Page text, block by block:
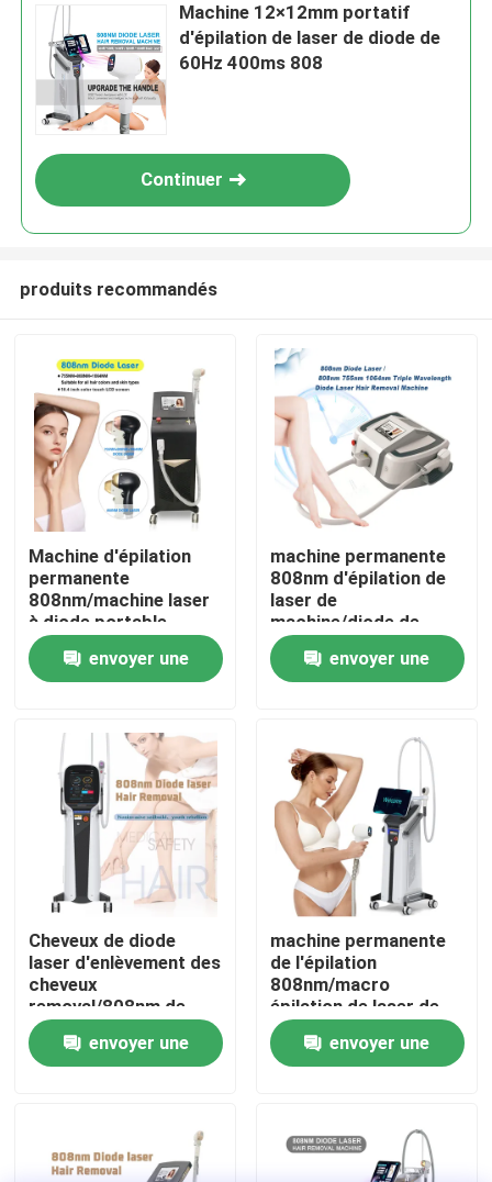
Maison
Produits
Vidéos
VR Show
Au sujet de nous
Visite d'usine
Contrôle de qualité
Contactez-nous
Demandez une citation
Machine 12×12mm portatif
d'épilation de laser de diode de
60Hz 400ms 808
Continuer
produits recommandés
Machine d'épilation
permanente
808nm/machine laser
à diode portable
envoyer une
machine permanente
808nm d'épilation de
laser de
machine/diode de
l'épilation 808nm
envoyer une
Cheveux de diode
laser d'enlèvement des
cheveux
removal/808nm de
laser de diode de
Pékin
envoyer une
machine permanente
de l'épilation
808nm/macro
épilation de laser de
diode de canal
envoyer une